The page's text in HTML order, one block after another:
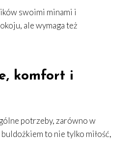
swoimi minami i
ale wymaga też
komfort i
potrzeby, zarówno w
to nie tylko miłość,